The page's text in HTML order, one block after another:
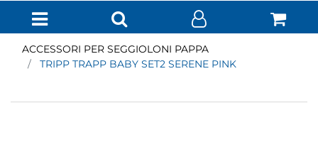
Open menu
ACCESSORI PER SEGGIOLONI PAPPA
TRIPP TRAPP BABY SET2 SERENE PINK